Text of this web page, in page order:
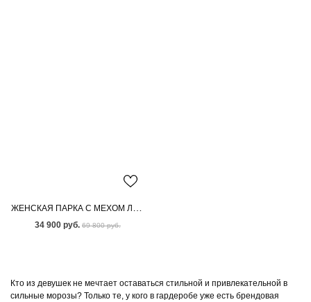
ЖЕНСКАЯ ПАРКА С МЕХОМ ЛИСЫ
34 900 руб. 69 800 руб.
Кто из девушек не мечтает оставаться стильной и привлекательной в
сильные морозы? Только те, у кого в гардеробе уже есть брендовая